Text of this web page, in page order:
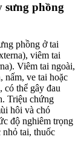
sưng phồng
phồng ở tai
viêm tai
Viêm tai ngoài,
nấm, ve tai hoặc
thể gây đau
Triệu chứng
hôi và chó
độ nghiêm trọng
nhỏ tai, thuốc